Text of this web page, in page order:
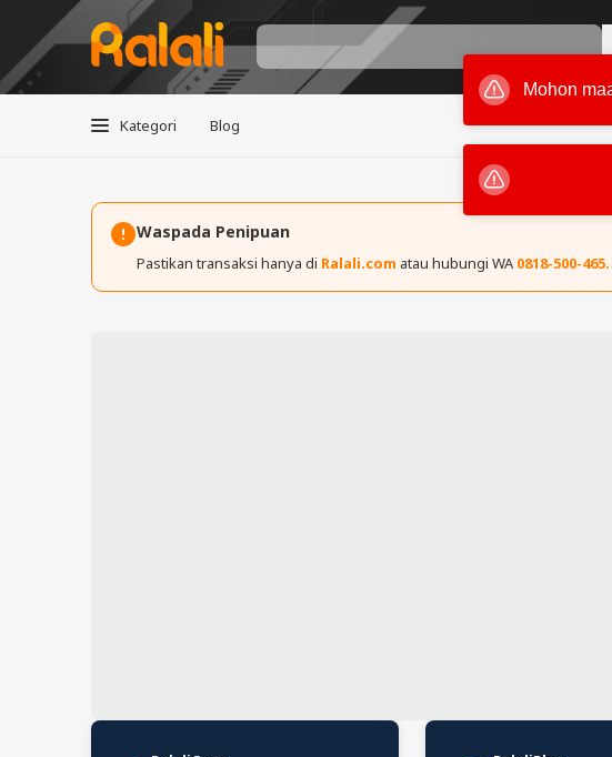
Kategori Blog
Waspada Penipuan
Pastikan transaksi hanya di Ralali.com atau hubungi WA 0818-500-465.